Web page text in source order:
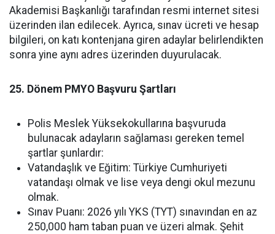
Akademisi Başkanlığı tarafından resmi internet sitesi
üzerinden ilan edilecek. Ayrıca, sınav ücreti ve hesap
bilgileri, on katı kontenjana giren adaylar belirlendikten
sonra yine aynı adres üzerinden duyurulacak.
25. Dönem PMYO Başvuru Şartları
Polis Meslek Yüksekokullarına başvuruda
bulunacak adayların sağlaması gereken temel
şartlar şunlardır:
Vatandaşlık ve Eğitim: Türkiye Cumhuriyeti
vatandaşı olmak ve lise veya dengi okul mezunu
olmak.
Sınav Puanı: 2026 yılı YKS (TYT) sınavından en az
250,000 ham taban puan ve üzeri almak. Şehit